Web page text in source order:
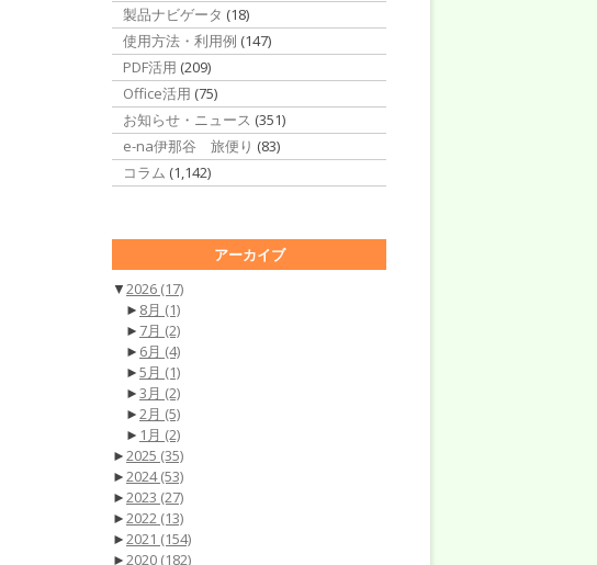
製品ナビゲータ (18)
使用方法・利用例 (147)
PDF活用 (209)
Office活用 (75)
お知らせ・ニュース (351)
e-na伊那谷 旅便り (83)
コラム (1,142)
アーカイブ
▼2026 (17)
► 8月 (1)
► 7月 (2)
► 6月 (4)
►5月 (1)
►3月 (2)
►2月 (5)
► 1月 (2)
►2025 (35)
►2024(53)
►2023 (27)
►2022 (13)
►2021 (154)
►2020 (182)